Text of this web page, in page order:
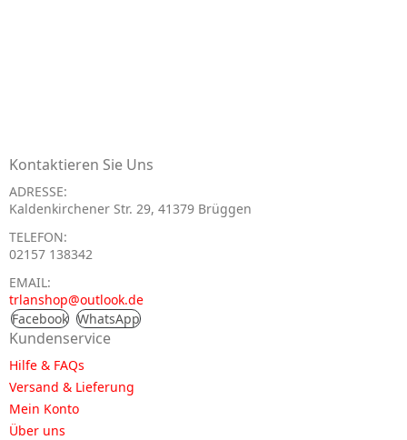
Kontaktieren Sie Uns
ADRESSE:
Kaldenkirchener Str. 29, 41379 Brüggen
TELEFON:
02157 138342
EMAIL:
trlanshop@outlook.de
Facebook WhatsApp
Kundenservice
Hilfe & FAQs
Versand & Lieferung
Mein Konto
Über uns